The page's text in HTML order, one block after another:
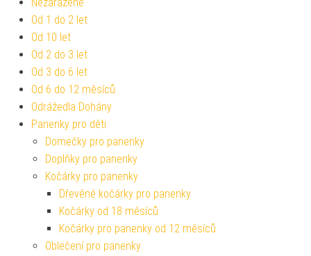
Od 1 do 2 let
Od 10 let
Od 2 do 3 let
Od 3 do 6 let
Od 6 do 12 měsíců
Odrážedla Dohány
Panenky pro děti
Domečky pro panenky
Doplňky pro panenky
Kočárky pro panenky
Dřevěné kočárky pro panenky
Kočárky od 18 měsíců
Kočárky pro panenky od 12 měsíců
Oblečení pro panenky